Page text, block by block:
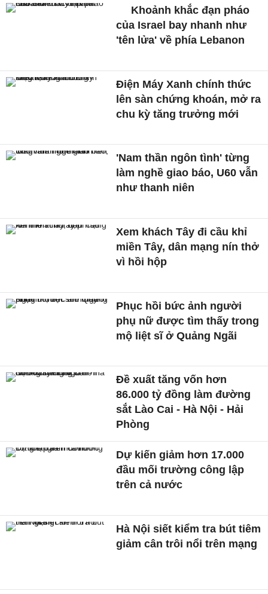
Khoảnh khắc đạn pháo
của Israel bay nhanh như
'tên lửa' về phía Lebanon
Điện Máy Xanh chính thức
lên sàn chứng khoán, mở ra
chu kỳ tăng trưởng mới
'Nam thần ngôn tình' từng
làm nghề giao báo, U60 vẫn
như thanh niên
Xem khách Tây đi cầu khỉ
miền Tây, dân mạng nín thở
vì hồi hộp
Phục hồi bức ảnh người
phụ nữ được tìm thấy trong
mộ liệt sĩ ở Quảng Ngãi
Đề xuất tăng vốn hơn
86.000 tỷ đồng làm đường
sắt Lào Cai - Hà Nội - Hải
Phòng
Dự kiến giảm hơn 17.000
đầu mối trường công lập
trên cả nước
Hà Nội siết kiểm tra bút tiêm
giảm cân trôi nổi trên mạng